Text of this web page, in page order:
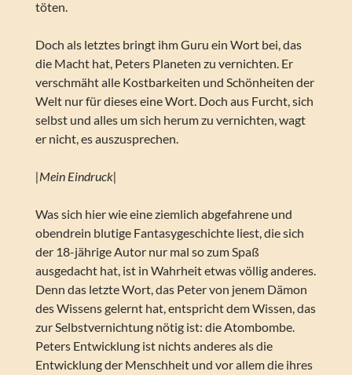
töten.
Doch als letztes bringt ihm Guru ein Wort bei, das
die Macht hat, Peters Planeten zu vernichten. Er
verschmäht alle Kostbarkeiten und Schönheiten der
Welt nur für dieses eine Wort. Doch aus Furcht, sich
selbst und alles um sich herum zu vernichten, wagt
er nicht, es auszusprechen.
|Mein Eindruck|
Was sich hier wie eine ziemlich abgefahrene und
obendrein blutige Fantasygeschichte liest, die sich
der 18-jährige Autor nur mal so zum Spaß
ausgedacht hat, ist in Wahrheit etwas völlig anderes.
Denn das letzte Wort, das Peter von jenem Dämon
des Wissens gelernt hat, entspricht dem Wissen, das
zur Selbstvernichtung nötig ist: die Atombombe.
Peters Entwicklung ist nichts anderes als die
Entwicklung der Menschheit und vor allem die ihres